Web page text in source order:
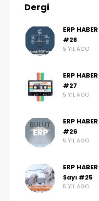
Dergi
ERP
#28
5 YIL AGO
ERP
#27
5 YIL AGO
ERP
#26
5 YIL AGO
ERP
Sayı #25
5 YIL AGO